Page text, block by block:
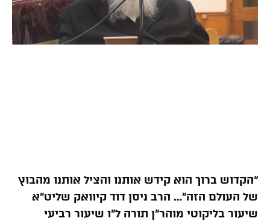
“הקדוש ברוך הוא קידש אותנו והציל אותנו מהבוץ
של העולם הזה”… הרב ניסן דוד קיוואק שליט”א
שיעור בליקוטי מוהר”ן תורה ל”ו שיעור רביעי